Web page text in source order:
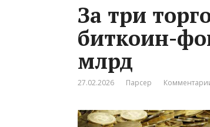
За три
биткоин-
млрд
27.02.2026 Парсер